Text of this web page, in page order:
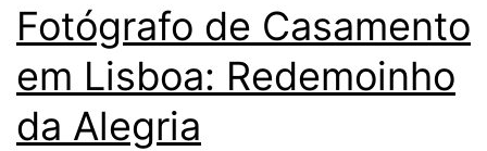
Fotógrafo de Casamento
em Lisboa: Redemoinho
da Alegria